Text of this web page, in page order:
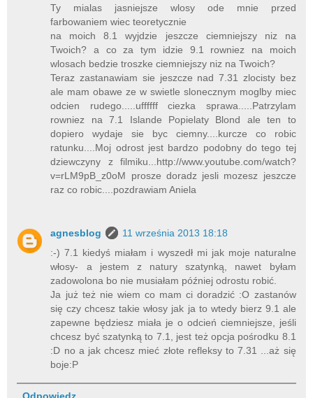
Ty mialas jasniejsze wlosy ode mnie przed
farbowaniem wiec teoretycznie
na moich 8.1 wyjdzie jeszcze ciemniejszy niz na
Twoich? a co za tym idzie 9.1 rowniez na moich
wlosach bedzie troszke ciemniejszy niz na Twoich?
Teraz zastanawiam sie jeszcze nad 7.31 zlocisty bez
ale mam obawe ze w swietle slonecznym moglby miec
odcien rudego.....uffffff ciezka sprawa.....Patrzylam
rowniez na 7.1 Islande Popielaty Blond ale ten to
dopiero wydaje sie byc ciemny....kurcze co robic
ratunku....Moj odrost jest bardzo podobny do tego tej
dziewczyny z filmiku...http://www.youtube.com/watch?
v=rLM9pB_z0oM prosze doradz jesli mozesz jeszcze
raz co robic....pozdrawiam Aniela
agnesblog
11 września 2013 18:18
:-) 7.1 kiedyś miałam i wyszedł mi jak moje naturalne
włosy- a jestem z natury szatynką, nawet byłam
zadowolona bo nie musiałam później odrostu robić.
Ja już też nie wiem co mam ci doradzić :O zastanów
się czy chcesz takie włosy jak ja to wtedy bierz 9.1 ale
zapewne będziesz miała je o odcień ciemniejsze, jeśli
chcesz być szatynką to 7.1, jest też opcja pośrodku 8.1
:D no a jak chcesz mieć złote refleksy to 7.31 ...aż się
boje:P